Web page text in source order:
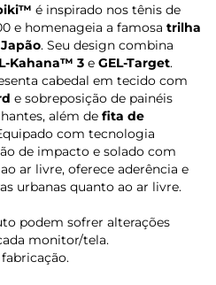
é inspirado nos tênis de
e homenageia a famosa trilha
. Seu design combina
Kahana™ 3 e GEL-Target.
cabedal em tecido com
e sobreposição de painéis
além de fita de
com tecnologia
de impacto e solado com
ar livre, oferece aderência e
urbanas quanto ao ar livre.
podem sofrer alterações
monitor/tela.